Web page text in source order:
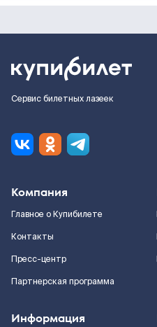
Сервис билетных лазеек
Компания
Главное о Купибилете
Контакты
Пресс-центр
Партнерская программа
Информация